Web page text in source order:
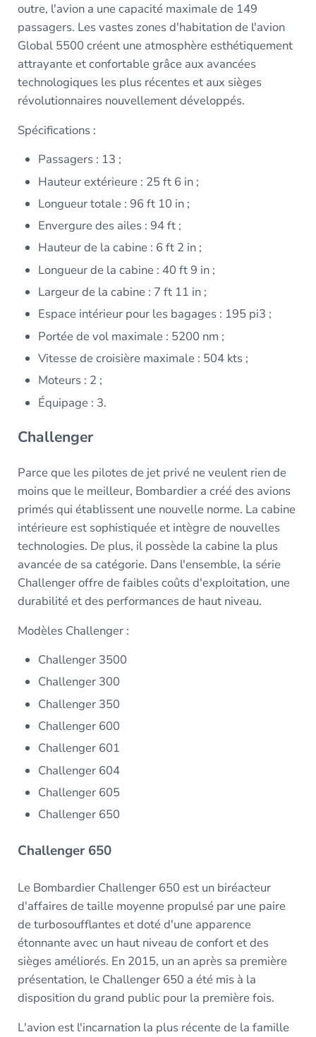
outre, l'avion a une capacité maximale de 149
passagers. Les vastes zones d'habitation de l'avion
Global 5500 créent une atmosphère esthétiquement
attrayante et confortable grâce aux avancées
technologiques les plus récentes et aux sièges
révolutionnaires nouvellement développés.
Spécifications :
Passagers : 13 ;
Hauteur extérieure : 25 ft 6 in ;
Longueur totale : 96 ft 10 in ;
Envergure des ailes : 94 ft ;
Hauteur de la cabine : 6 ft 2 in ;
Longueur de la cabine : 40 ft 9 in ;
Largeur de la cabine : 7 ft 11 in ;
Espace intérieur pour les bagages : 195 pi3 ;
Portée de vol maximale : 5200 nm ;
Vitesse de croisière maximale : 504 kts ;
Moteurs : 2 ;
Équipage : 3.
Challenger
Parce que les pilotes de jet privé ne veulent rien de
moins que le meilleur, Bombardier a créé des avions
primés qui établissent une nouvelle norme. La cabine
intérieure est sophistiquée et intègre de nouvelles
technologies. De plus, il possède la cabine la plus
avancée de sa catégorie. Dans l'ensemble, la série
Challenger offre de faibles coûts d'exploitation, une
durabilité et des performances de haut niveau.
Modèles Challenger :
Challenger 3500
Challenger 300
Challenger 350
Challenger 600
Challenger 601
Challenger 604
Challenger 605
Challenger 650
Challenger 650
Le Bombardier Challenger 650 est un biréacteur
d'affaires de taille moyenne propulsé par une paire
de turbosoufflantes et doté d'une apparence
étonnante avec un haut niveau de confort et des
sièges améliorés. En 2015, un an après sa première
présentation, le Challenger 650 a été mis à la
disposition du grand public pour la première fois.
L'avion est l'incarnation la plus récente de la famille